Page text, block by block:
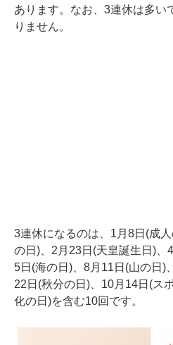
あります。なお、3連休は多い
りません。
3連休になるのは、1月8日(成
の日)、2月23日(天皇誕生日)、
5日(海の日)、8月11日(山の日)
22日(秋分の日)、10月14日(ス
化の日)を含む10回です。